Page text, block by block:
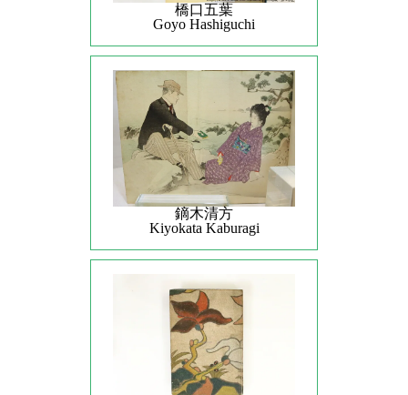
橋口五葉
Goyo Hashiguchi
鏑木清方
Kiyokata Kaburagi